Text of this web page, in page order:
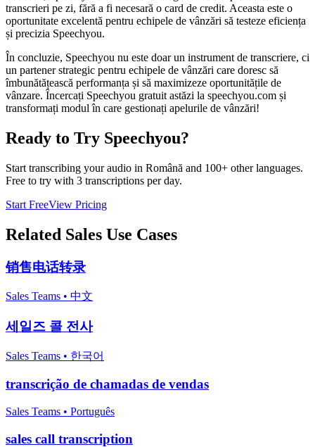
transcrieri pe zi, fără a fi necesară o card de credit. Aceasta este o
oportunitate excelentă pentru echipele de vânzări să testeze eficiența
și precizia Speechyou.
În concluzie, Speechyou nu este doar un instrument de transcriere, ci
un partener strategic pentru echipele de vânzări care doresc să
îmbunătățească performanța și să maximizeze oportunitățile de
vânzare. Încercați Speechyou gratuit astăzi la speechyou.com și
transformați modul în care gestionați apelurile de vânzări!
Ready to Try Speechyou?
Start transcribing your audio in Română and 100+ other languages.
Free to try with 3 transcriptions per day.
Start FreeView Pricing
Related Sales Use Cases
销售电话转录
Sales Teams • 中文
세일즈 콜 전사
Sales Teams • 한국어
transcrição de chamadas de vendas
Sales Teams • Português
sales call transcription